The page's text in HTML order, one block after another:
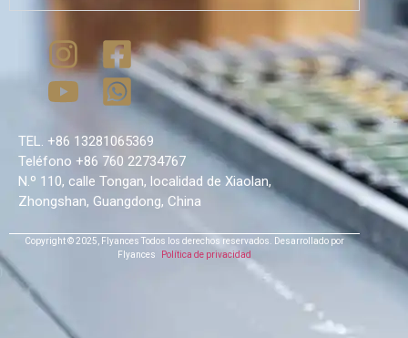
TEL. +86 13281065369
Teléfono +86 760 22734767
N.º 110, calle Tongan, localidad de Xiaolan,
Zhongshan, Guangdong, China
Copyright © 2025, Flyances Todos los derechos reservados.
Desarrollado por
Flyances
Política de privacidad